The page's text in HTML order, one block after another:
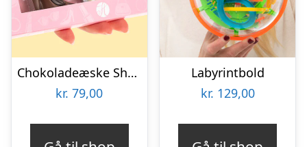
Chokoladeæske Shopping
kr. 79,00
Labyrintbold
kr. 129,00